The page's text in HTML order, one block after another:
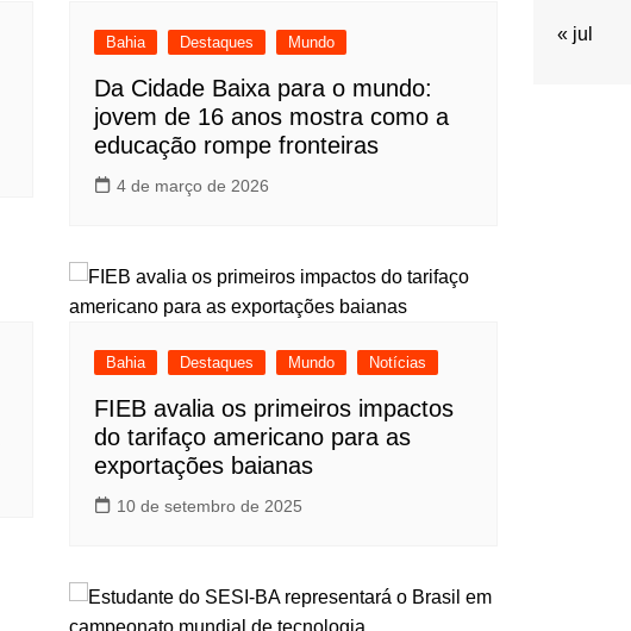
Bahia Destaques Mundo
Da Cidade Baixa para o mundo:
jovem de 16 anos mostra como a
educação rompe fronteiras
4 de março de 2026
Bahia Destaques Mundo Notícias
FIEB avalia os primeiros impactos
do tarifaço americano para as
exportações baianas
10 de setembro de 2025
« jul